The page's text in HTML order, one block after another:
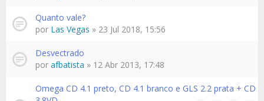
Quanto vale?
por Las Vegas » 23 Jul 2018, 15:56
Desvectrado
por afbatista » 12 Abr 2013, 17:48
Omega CD 4.1 preto, CD 4.1 branco e GLS 2.2 prata + CD